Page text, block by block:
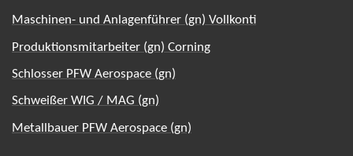
Maschinen- und Anlagenführer (gn) Vollkonti
Produktionsmitarbeiter (gn) Corning
Schlosser PFW Aerospace (gn)
Schweißer WIG / MAG (gn)
Metallbauer PFW Aerospace (gn)